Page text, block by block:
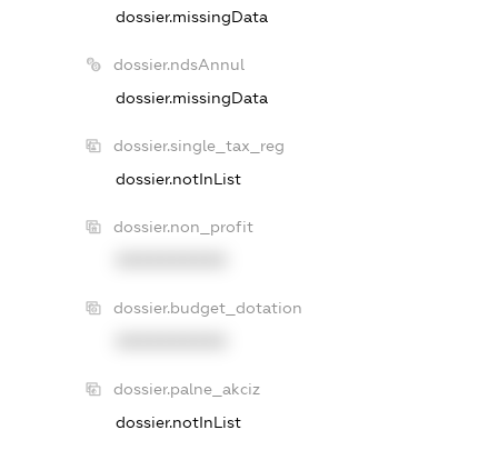
dossier.missingData
dossier.ndsAnnul
dossier.missingData
dossier.single_tax_reg
dossier.notInList
dossier.non_profit
dossier.budget_dotation
dossier.palne_akciz
dossier.notInList